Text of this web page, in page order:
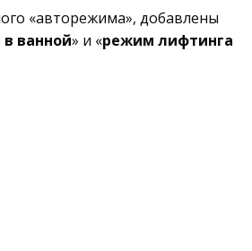
«авторежима», добавлены
ванной» и «режим лифтинга